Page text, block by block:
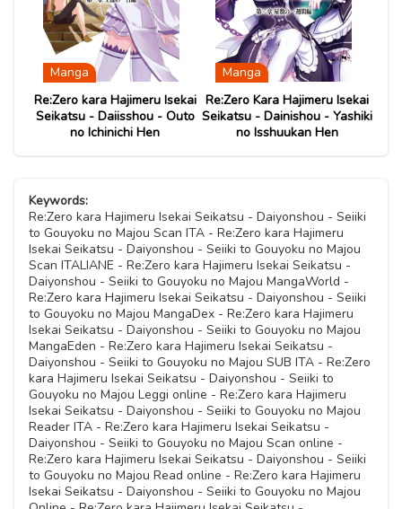
08 Aprile 2022
07 Novembre 2020
Capitolo 05
07 Novembre 2020
Capitolo 01
07 Novembre 2020
Manga
Re:Zero kara Hajimeru Isekai
Seikatsu - Daiisshou - Outo
no Ichinichi Hen
Manga
Re:Zero Kara Hajimeru Isekai
Seikatsu - Dainishou - Yashiki
no Isshuukan Hen
Keywords:
Re:Zero kara Hajimeru Isekai Seikatsu - Daiyonshou - Seiiki
to Gouyoku no Majou Scan ITA - Re:Zero kara Hajimeru
Isekai Seikatsu - Daiyonshou - Seiiki to Gouyoku no Majou
Scan ITALIANE - Re:Zero kara Hajimeru Isekai Seikatsu -
Daiyonshou - Seiiki to Gouyoku no Majou MangaWorld -
Re:Zero kara Hajimeru Isekai Seikatsu - Daiyonshou - Seiiki
to Gouyoku no Majou MangaDex - Re:Zero kara Hajimeru
Isekai Seikatsu - Daiyonshou - Seiiki to Gouyoku no Majou
MangaEden - Re:Zero kara Hajimeru Isekai Seikatsu -
Daiyonshou - Seiiki to Gouyoku no Majou SUB ITA - Re:Zero
kara Hajimeru Isekai Seikatsu - Daiyonshou - Seiiki to
Gouyoku no Majou Leggi online - Re:Zero kara Hajimeru
Isekai Seikatsu - Daiyonshou - Seiiki to Gouyoku no Majou
Reader ITA - Re:Zero kara Hajimeru Isekai Seikatsu -
Daiyonshou - Seiiki to Gouyoku no Majou Scan online -
Re:Zero kara Hajimeru Isekai Seikatsu - Daiyonshou - Seiiki
to Gouyoku no Majou Read online - Re:Zero kara Hajimeru
Isekai Seikatsu - Daiyonshou - Seiiki to Gouyoku no Majou